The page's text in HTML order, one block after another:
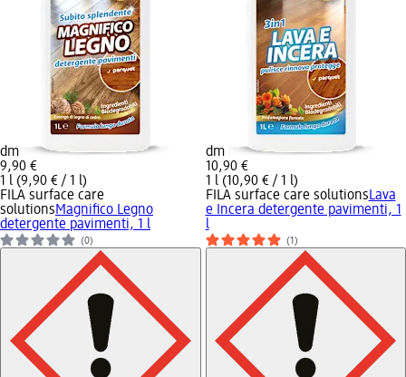
dm
9,90 €
1 l (9,90 € / 1 l)
FILA surface care
solutionsMagnifico Legno
detergente pavimenti, 1 l
(0)
dm
10,90 €
1 l (10,90 € / 1 l)
FILA surface care solutionsLava
e Incera detergente pavimenti, 1
l
(1)